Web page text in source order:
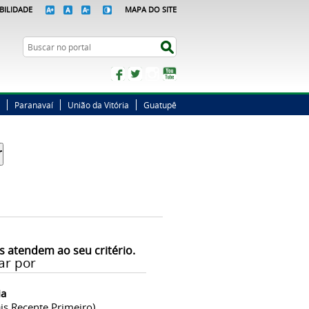
MAPA DO SITE
Busca
FacebookTwitterInstagram
Paranavaí União da Vitória Guatupê
atendem ao seu critério.
por